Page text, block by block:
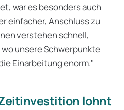
war es besonders auch
einfacher, Anschluss zu
verstehen schnell,
unsere Schwerpunkte
Einarbeitung enorm."
lohnt